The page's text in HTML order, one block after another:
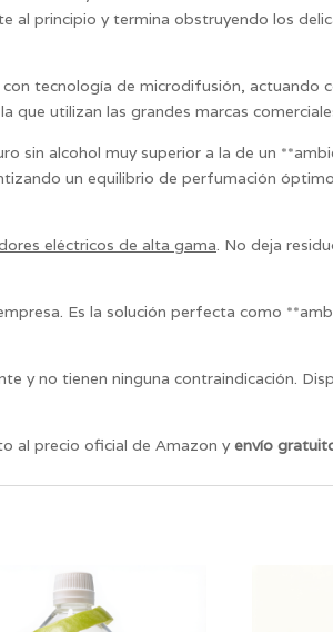
al principio y termina obstruyendo los
tecnología de microdifusión, actuando
que utilizan las grandes marcas
sin alcohol muy superior a la de un
un equilibrio de perfumación
eléctricos de alta gama . No deja
Es la solución perfecta como
y no tienen ninguna contraindicación.
al precio oficial de Amazon yenvío